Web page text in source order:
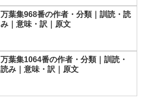
万葉集968番の作者・分類｜訓読・読
み｜意味・訳｜原文
万葉集1064番の作者・分類｜訓読・
読み｜意味・訳｜原文